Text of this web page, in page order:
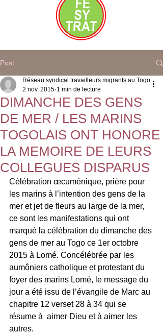
Post
DIMANCHE DES GENS
DE MER / LES MARINS
TOGOLAIS ONT HONORE
LA MEMOIRE DE LEURS
COLLEGUES DISPARUS
Réseau syndical travailleurs migrants au Togo
2 nov. 2015 1 min de lecture
Célébration œcuménique, prière pour
les marins à l’intention des gens de la
mer et jet de fleurs au large de la mer,
ce sont les manifestations qui ont
marqué la célébration du dimanche des
gens de mer au Togo ce 1er octobre
2015 à Lomé. Concélébrée par les
aumôniers catholique et protestant du
foyer des marins Lomé, le message du
jour a été issu de l’évangile de Marc au
chapitre 12 verset 28 à 34 qui se
résume à  aimer Dieu et à aimer les
autres.